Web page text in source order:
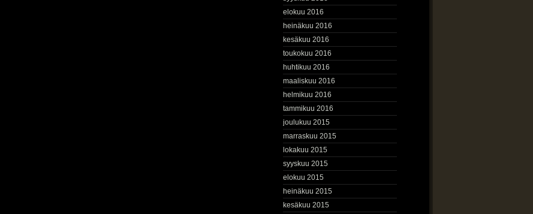
elokuu 2016
heinäkuu 2016
kesäkuu 2016
toukokuu 2016
huhtikuu 2016
maaliskuu 2016
helmikuu 2016
tammikuu 2016
joulukuu 2015
marraskuu 2015
lokakuu 2015
syyskuu 2015
elokuu 2015
heinäkuu 2015
kesäkuu 2015